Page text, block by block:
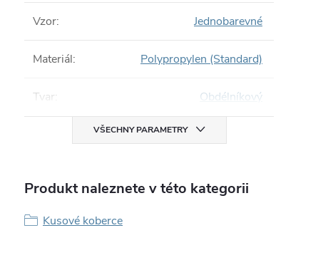
Vzor: Jednobarevné
Materiál: Polypropylen (Standard)
Tvar: Obdélníkový
VŠECHNY PARAMETRY
Produkt naleznete v této kategorii
Kusové koberce